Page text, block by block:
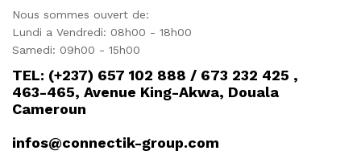
Nous sommes ouvert de:
Lundi a Vendredi: 08h00 - 18h00
Samedi: 09h00 - 15h00
TEL: (+237) 657 102 888 / 673 232 425 ,
463-465, Avenue King-Akwa, Douala
Cameroun
infos@connectik-group.com